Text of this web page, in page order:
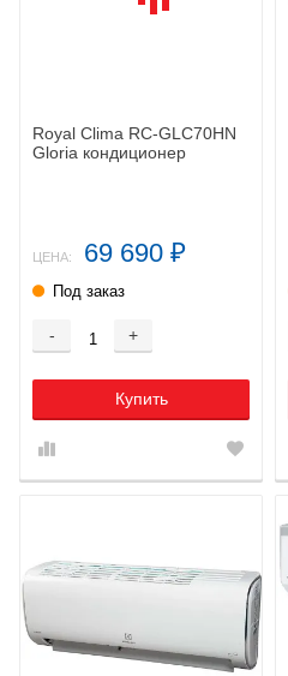
Royal Clima RC-GLC70HN
Gloria кондиционер
ЦЕНА: 69 690 ₽
Под заказ
- +
Купить